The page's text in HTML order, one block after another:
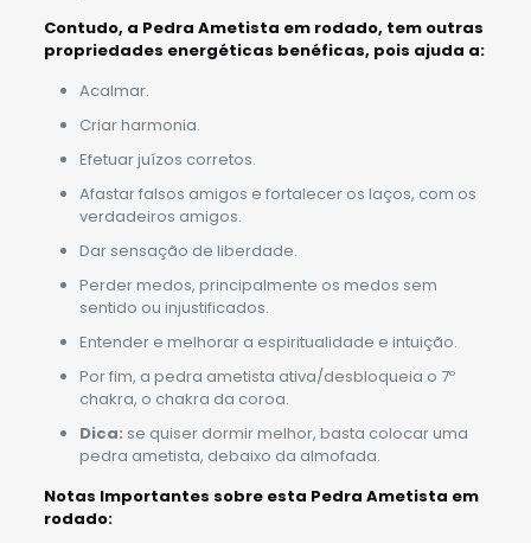
Contudo, a Pedra Ametista em rodado, tem outras
propriedades energéticas benéficas, pois ajuda a:
Acalmar.
Criar harmonia.
Efetuar juízos corretos.
Afastar falsos amigos e fortalecer os laços, com os
verdadeiros amigos.
Dar sensação de liberdade.
Perder medos, principalmente os medos sem
sentido ou injustificados.
Entender e melhorar a espiritualidade e intuição.
Por fim, a pedra ametista ativa/desbloqueia o 7º
chakra, o chakra da coroa.
Dica: se quiser dormir melhor, basta colocar uma
pedra ametista, debaixo da almofada.
Notas Importantes sobre esta Pedra Ametista em
rodado: